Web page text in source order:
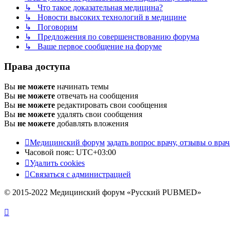
↳ Что такое доказательная медицина?
↳ Новости высоких технологий в медицине
↳ Поговорим
↳ Предложения по совершенствованию форума
↳ Ваше первое сообщение на форуме
Права доступа
Вы не можете начинать темы
Вы не можете отвечать на сообщения
Вы не можете редактировать свои сообщения
Вы не можете удалять свои сообщения
Вы не можете добавлять вложения
Медицинский форум задать вопрос врачу, отзывы о
Часовой пояс: UTC+03:00
Удалить cookies
Связаться с администрацией
© 2015-2022 Медицинский форум «Русский PUBMED»